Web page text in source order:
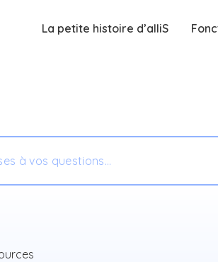
La petite histoire d’alliS
à vos questions…